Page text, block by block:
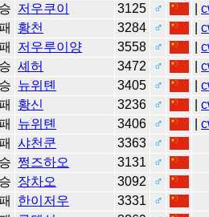
승 저우쿠이 3125 ♂ |
황천 3284 ♂ |
저우루이양 3558 ♂ |
승 셰허 3472 ♂ |
승 뉴위톈 3405 ♂ |
황신 3236 ♂ |
뉴위톈 3406 ♂ |
샤천쿤 3363
♂
승 쩡즈하오 3131
♂
승 장차오 3092
♂
한이저우 3331
♂